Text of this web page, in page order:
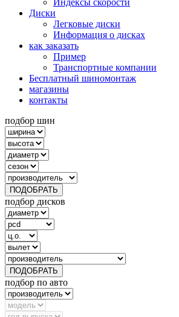
Индексы скорости
Диски
Легковые диски
Информация о дисках
как заказать
Пример
Транспортные компании
Бесплатный шиномонтаж
магазины
контакты
подбор шин
ПОДОБРАТЬ
подбор дисков
ПОДОБРАТЬ
подбор по авто